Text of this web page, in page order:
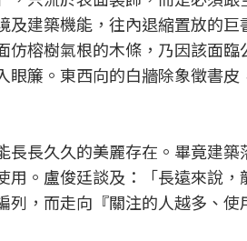
建築機能，往內退縮置放的巨
榕樹氣根的木條，乃因該面臨
簾。東西向的白牆除象徵書皮
長久久的美麗存在。畢竟建築
。盧俊廷談及：「長遠來說，
，而走向『關注的人越多、使